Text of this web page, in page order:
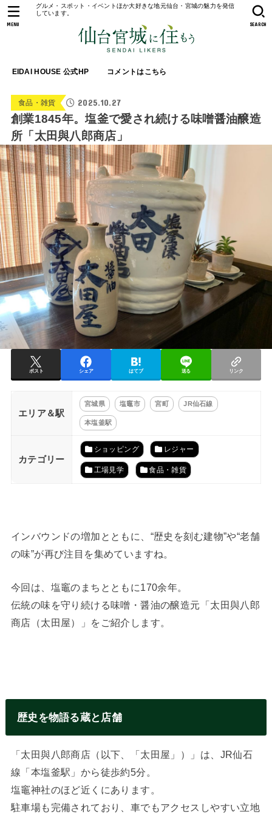
グルメ・スポット・イベントほか大好きな地元仙台・宮城の魅力を発信
しています。
EIDAI HOUSE 公式HP コメントはこちら
SEARCH
MENU
食品・雑貨 2025.10.27
創業1845年。塩釜で愛され続ける味噌醤油醸造
所「太田與八郎商店」
ポスト シェア はてブ 送る リンク
エリア＆駅
宮城県 塩竈市 宮町 JR仙石線
本塩釜駅
カテゴリー
ショッピング レジャー
工場見学 食品・雑貨
インバウンドの増加とともに、“歴史を刻む建物”や“老舗
の味”が再び注目を集めていますね。
今回は、塩竈のまちとともに170余年。
伝統の味を守り続ける味噌・醤油の醸造元「太田與八郎
商店（太田屋）」をご紹介します。
歴史を物語る蔵と店舗
「太田與八郎商店（以下、「太田屋」）」は、JR仙石
線「本塩釜駅」から徒歩約5分。
塩竈神社のほど近くにあります。
駐車場も完備されており、車でもアクセスしやすい立地